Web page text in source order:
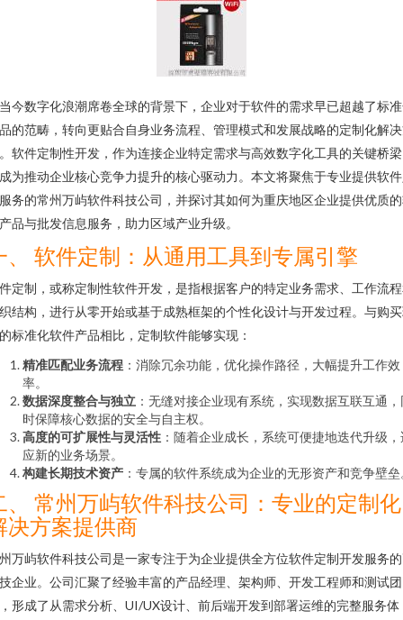
今数字化浪潮席卷全球的背景下，企业对于软件的需求早已超越了标
的范畴，转向更贴合自身业务流程、管理模式和发展战略的定制化解
软件定制性开发，作为连接企业特定需求与高效数字化工具的关键桥
为推动企业核心竞争力提升的核心驱动力。本文将聚焦于专业提供软
务的常州万屿软件科技公司，并探讨其如何为重庆地区企业提供优质
品与批发信息服务，助力区域产业升级。
、 软件定制：从通用工具到专属引擎
定制，或称定制性软件开发，是指根据客户的特定业务需求、工作流
结构，进行从零开始或基于成熟框架的个性化设计与开发过程。与购
标准化软件产品相比，定制软件能够实现：
精准匹配业务流程 ：消除冗余功能，优化操作路径，大幅提升工作效
率。
数据深度整合与独立 ：无缝对接企业现有系统，实现数据互联互通
时保障核心数据的安全与自主权。
高度的可扩展性与灵活性 ：随着企业成长，系统可便捷地迭代升级
应新的业务场景。
构建长期技术资产 ：专属的软件系统成为企业的无形资产和竞争壁
、 常州万屿软件科技公司：专业的定制化
决方案提供商
万屿软件科技公司是一家专注于为企业提供全方位软件定制开发服务
企业。公司汇聚了经验丰富的产品经理、架构师、开发工程师和测试团
形成了从需求分析、UI/UX设计、前后端开发到部署运维的完整服务体